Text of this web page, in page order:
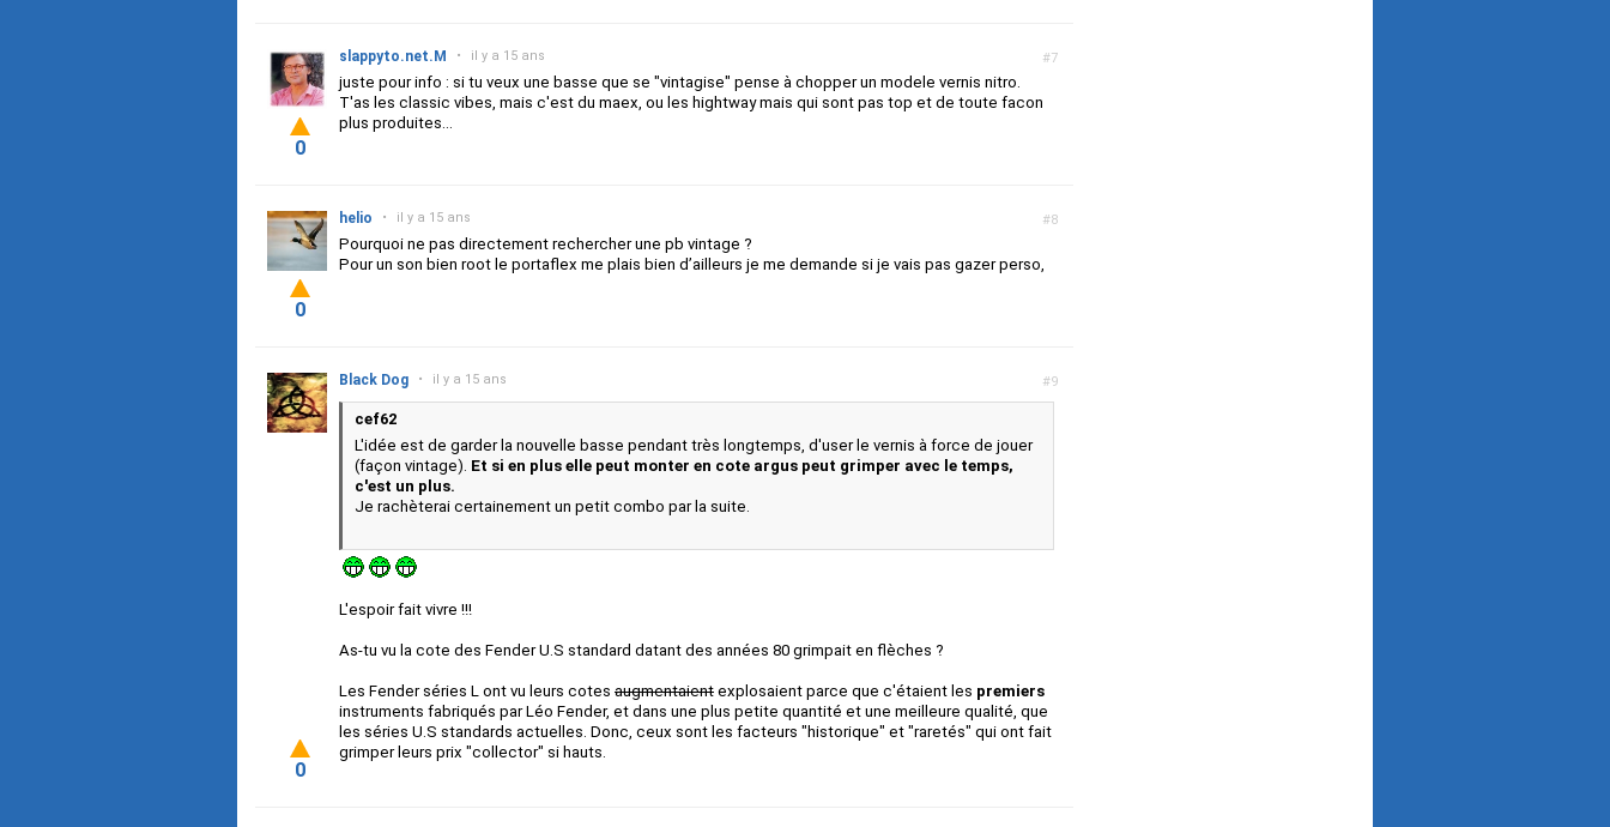
#7
slappyto.net.M • il y a 15 ans
juste pour info : si tu veux une basse que se "vintagise" pense à chopper un modele vernis nitro.
T'as les classic vibes, mais c'est du maex, ou les hightway mais qui sont pas top et de toute facon
plus produites...
0
#8
helio • il y a 15 ans
Pourquoi ne pas directement rechercher une pb vintage ?
Pour un son bien root le portaflex me plais bien d’ailleurs je me demande si je vais pas gazer perso,
0
#9
Black Dog • il y a 15 ans
cef62
L'idée est de garder la nouvelle basse pendant très longtemps, d'user le vernis à force de jouer
(façon vintage). Et si en plus elle peut monter en cote argus peut grimper avec le temps,
c'est un plus.
Je rachèterai certainement un petit combo par la suite.
L'espoir fait vivre !!!
As-tu vu la cote des Fender U.S standard datant des années 80 grimpait en flèches ?
Les Fender séries L ont vu leurs cotes augmentaient explosaient parce que c'étaient les premiers
instruments fabriqués par Léo Fender, et dans une plus petite quantité et une meilleure qualité, que
les séries U.S standards actuelles. Donc, ceux sont les facteurs "historique" et "raretés" qui ont fait
grimper leurs prix "collector" si hauts.
0